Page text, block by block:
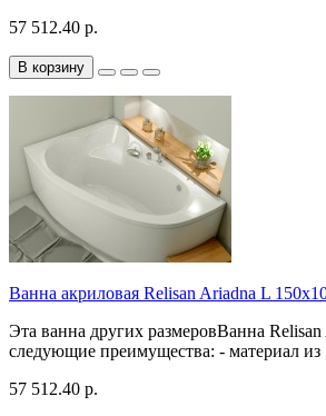
57 512.40 р.
В корзину
Ванна акриловая Relisan Ariadna L
Эта ванна других размеровВанна
следующие преимущества: - материал из
57 512.40 р.